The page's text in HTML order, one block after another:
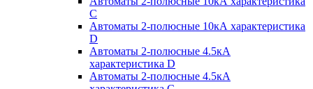
C
Автоматы 2-полюсные 10кА характеристика
D
Автоматы 2-полюсные 4.5кА
характеристика D
Автоматы 2-полюсные 4.5кА